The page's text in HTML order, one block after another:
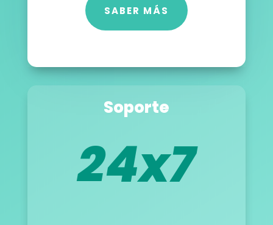
SABER MÁS
Soporte
24x7